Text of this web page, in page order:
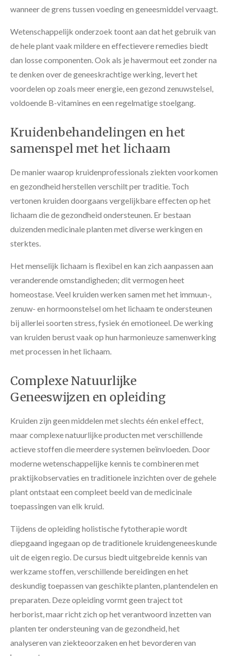
wanneer de grens tussen voeding en geneesmiddel vervaagt.
Wetenschappelijk onderzoek toont aan dat het gebruik van
de hele plant vaak mildere en effectievere remedies biedt
dan losse componenten. Ook als je havermout eet zonder na
te denken over de geneeskrachtige werking, levert het
voordelen op zoals meer energie, een gezond zenuwstelsel,
voldoende B-vitamines en een regelmatige stoelgang.
Kruidenbehandelingen en het
samenspel met het lichaam
De manier waarop kruidenprofessionals ziekten voorkomen
en gezondheid herstellen verschilt per traditie. Toch
vertonen kruiden doorgaans vergelijkbare effecten op het
lichaam die de gezondheid ondersteunen. Er bestaan
duizenden medicinale planten met diverse werkingen en
sterktes.
Het menselijk lichaam is flexibel en kan zich aanpassen aan
veranderende omstandigheden; dit vermogen heet
homeostase. Veel kruiden werken samen met het immuun-,
zenuw- en hormoonstelsel om het lichaam te ondersteunen
bij allerlei soorten stress, fysiek én emotioneel. De werking
van kruiden berust vaak op hun harmonieuze samenwerking
met processen in het lichaam.
Complexe Natuurlijke
Geneeswijzen en opleiding
Kruiden zijn geen middelen met slechts één enkel effect,
maar complexe natuurlijke producten met verschillende
actieve stoffen die meerdere systemen beïnvloeden. Door
moderne wetenschappelijke kennis te combineren met
praktijkobservaties en traditionele inzichten over de gehele
plant ontstaat een compleet beeld van de medicinale
toepassingen van elk kruid.
Tijdens de opleiding holistische fytotherapie wordt
diepgaand ingegaan op de traditionele kruidengeneeskunde
uit de eigen regio. De cursus biedt uitgebreide kennis van
werkzame stoffen, verschillende bereidingen en het
deskundig toepassen van geschikte planten, plantendelen en
preparaten. Deze opleiding vormt geen traject tot
herborist, maar richt zich op het verantwoord inzetten van
planten ter ondersteuning van de gezondheid, het
analyseren van ziekteoorzaken en het bevorderen van